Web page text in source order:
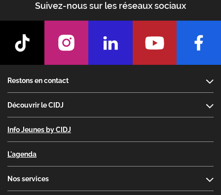
Suivez-nous sur les réseaux sociaux
Restons en contact
Découvrir le CIDJ
Info Jeunes by CIDJ
L'agenda
Nos services